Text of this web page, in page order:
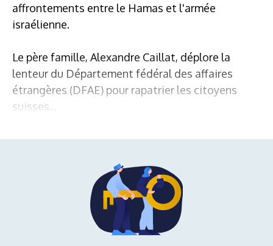
affrontements entre le Hamas et l'armée
israélienne.
Le père famille, Alexandre Caillat, déplore la
lenteur du Département fédéral des affaires
étrangères (DFAE) pour rapatrier les citoyens
suisses...